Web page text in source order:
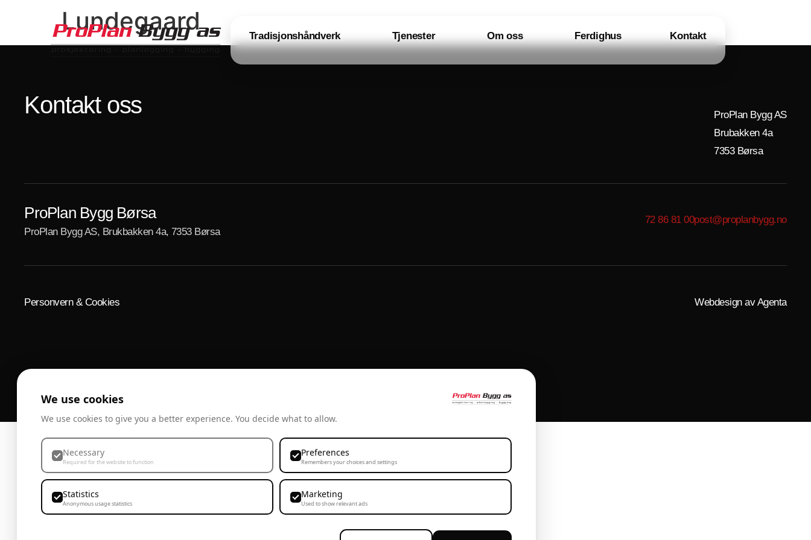
Tradisjonshåndverk Tjenester Om oss Ferdighus Kontakt
Lundegaard
Kontakt oss
ProPlan Bygg AS
Brubakken 4a
7353 Børsa
ProPlan Bygg Børsa
ProPlan Bygg AS, Brukbakken 4a, 7353 Børsa
72 86 81 00post@proplanbygg.no
Personvern & Cookies Webdesign av Agenta
We use cookies
We use cookies to give you a better experience. You decide what to allow.
Necessary
Required for the website to function
Preferences
Remembers your choices and settings
Statistics
Anonymous usage statistics
Marketing
Used to show relevant ads